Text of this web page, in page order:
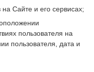
Сайте и его сервисах;
пользователя на
пользователя, дата и